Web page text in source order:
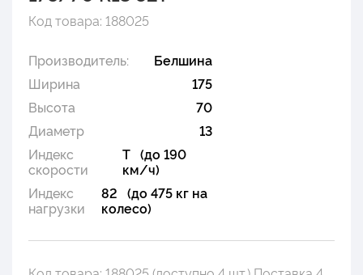
Код товара: 188025
Производитель:
Белшина
Ширина
175
Высота
70
Диаметр
13
Индекс
скорости
T (до 190
км/ч)
Индекс
нагрузки
82 (до 475 кг на
колесо)